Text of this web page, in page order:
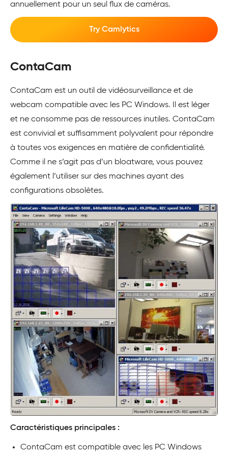
annuellement pour un seul flux de caméras.
Try Camlytics
ContaCam
ContaCam est un outil de vidéosurveillance et de
webcam compatible avec les PC Windows. Il est léger
et ne consomme pas de ressources inutiles. ContaCam
est convivial et suffisamment polyvalent pour répondre
à toutes vos exigences en matière de confidentialité.
Comme il ne s’agit pas d’un bloatware, vous pouvez
également l’utiliser sur des machines ayant des
configurations obsolètes.
Caractéristiques principales :
ContaCam est compatible avec les PC Windows